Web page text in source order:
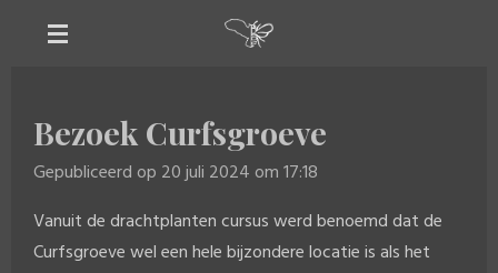
hoofdinhoud
Bezoek Curfsgroeve
Gepubliceerd op 20 juli 2024 om 17:18
Vanuit de drachtplanten cursus werd benoemd dat de
Curfsgroeve wel een hele bijzondere locatie is als het